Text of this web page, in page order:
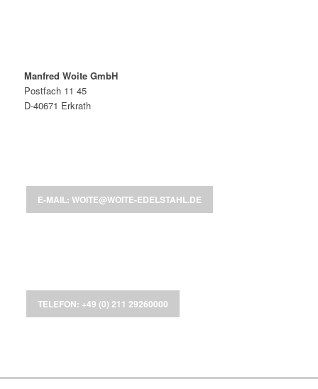
Manfred Woite GmbH
Postfach 11 45
D-40671 Erkrath
E-MAIL: WOITE@WOITE-EDELSTAHL.DE
TELEFON: +49 (0) 211 29260000